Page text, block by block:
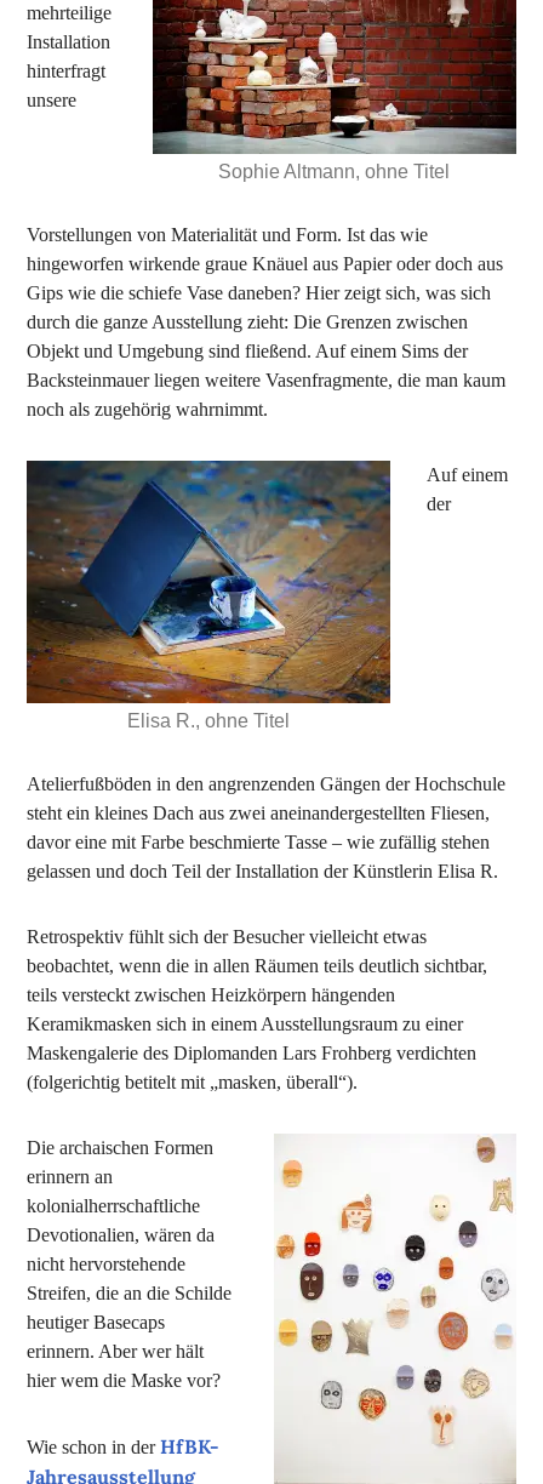
Sophie Altmann, ohne Titel
mehrteilige
Installation
hinterfragt
unsere
Vorstellungen von Materialität und Form. Ist das wie
hingeworfen wirkende graue Knäuel aus Papier oder doch aus
Gips wie die schiefe Vase daneben? Hier zeigt sich, was sich
durch die ganze Ausstellung zieht: Die Grenzen zwischen
Objekt und Umgebung sind fließend. Auf einem Sims der
Backsteinmauer liegen weitere Vasenfragmente, die man kaum
noch als zugehörig wahrnimmt.
Elisa R., ohne Titel
Auf einem
der
Atelierfußböden in den angrenzenden Gängen der Hochschule
steht ein kleines Dach aus zwei aneinandergestellten Fliesen,
davor eine mit Farbe beschmierte Tasse – wie zufällig stehen
gelassen und doch Teil der Installation der Künstlerin Elisa R.
Retrospektiv fühlt sich der Besucher vielleicht etwas
beobachtet, wenn die in allen Räumen teils deutlich sichtbar,
teils versteckt zwischen Heizkörpern hängenden
Keramikmasken sich in einem Ausstellungsraum zu einer
Maskengalerie des Diplomanden Lars Frohberg verdichten
(folgerichtig betitelt mit „masken, überall“).
Die archaischen Formen
erinnern an
kolonialherrschaftliche
Devotionalien, wären da
nicht hervorstehende
Streifen, die an die Schilde
heutiger Basecaps
erinnern. Aber wer hält
hier wem die Maske vor?
Wie schon in derHfBK-
Jahresausstellung